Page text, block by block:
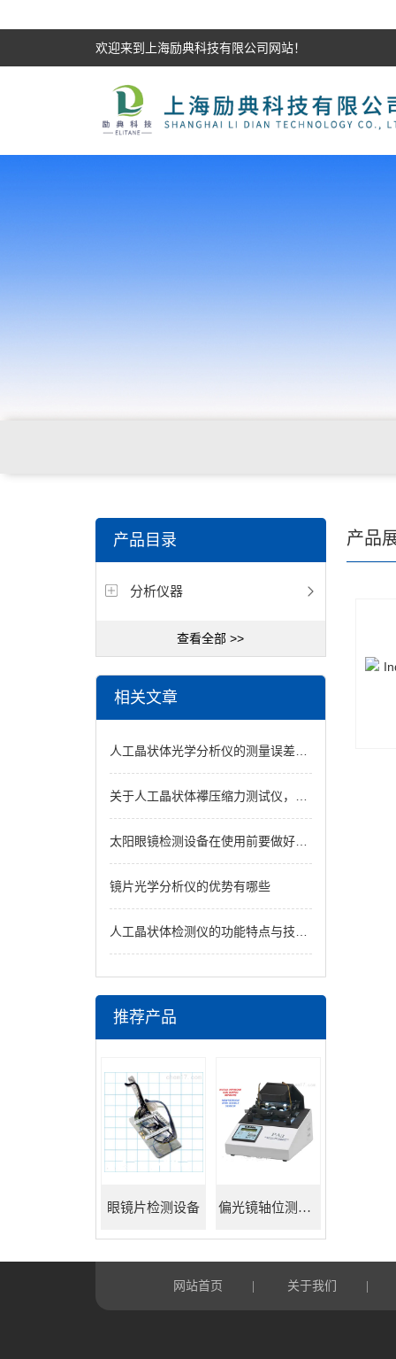
欢迎来到上海励典科技有限公司网站！
仪，角膜接触镜厚度测量仪，角膜接触镜折光仪，角
测试仪，人工晶状体疲劳试验仪等
产品目录
分析仪器
查看全部 >>
相关文章
人工晶状体光学分析仪的测量误差来源分析
关于人工晶状体襻压缩力测试仪，你应该知道的事
太阳眼镜检测设备在使用前要做好准备工作
镜片光学分析仪的优势有哪些
人工晶状体检测仪的功能特点与技术优势
推荐产品
眼镜片检测设备 偏光镜轴位测试仪
产品
网站首页 关于我们